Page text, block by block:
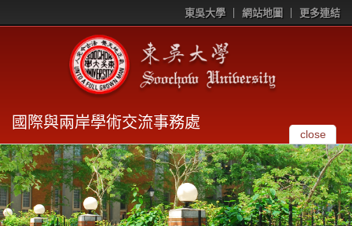
東吳大學 網站地圖 更多連結
國際與兩岸學術交流事務處
close